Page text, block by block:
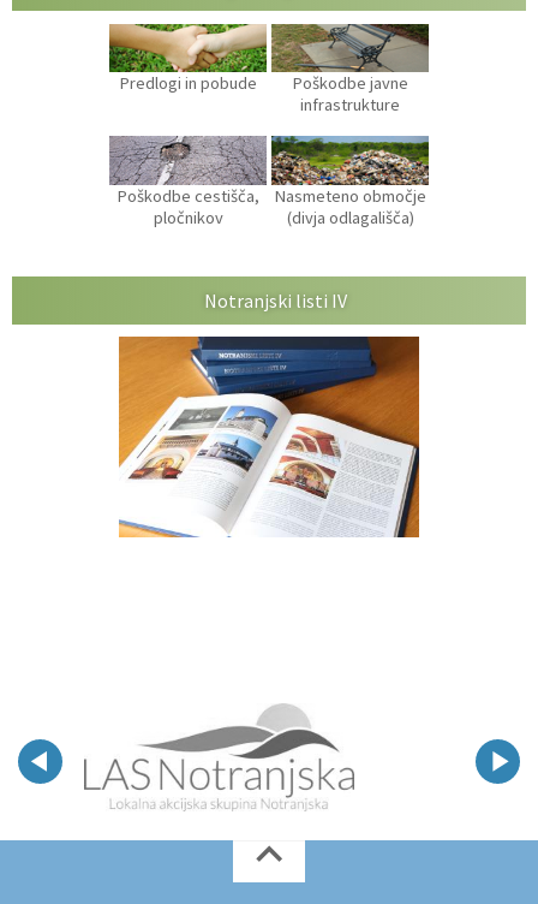
Predlogi in pobude
Poškodbe javne
infrastrukture
Poškodbe cestišča,
pločnikov
Nasmeteno območje
(divja odlagališča)
Notranjski listi IV